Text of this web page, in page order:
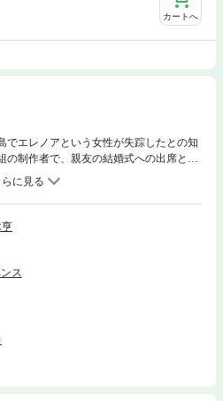
カートへ
でエレノアという女性が失踪したとの知
の制作者で、親友の結婚式への出席と取
訪れていた。現地に渡ったペレスが捜索
死体で発見される。島に伝わる少女の幽
ジー”のことを取材していた彼女は、失
女の子を見た」と話していたが、その
テリの優品。／解説＝松浦正人
亨
ス